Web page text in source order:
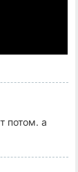
потом. а